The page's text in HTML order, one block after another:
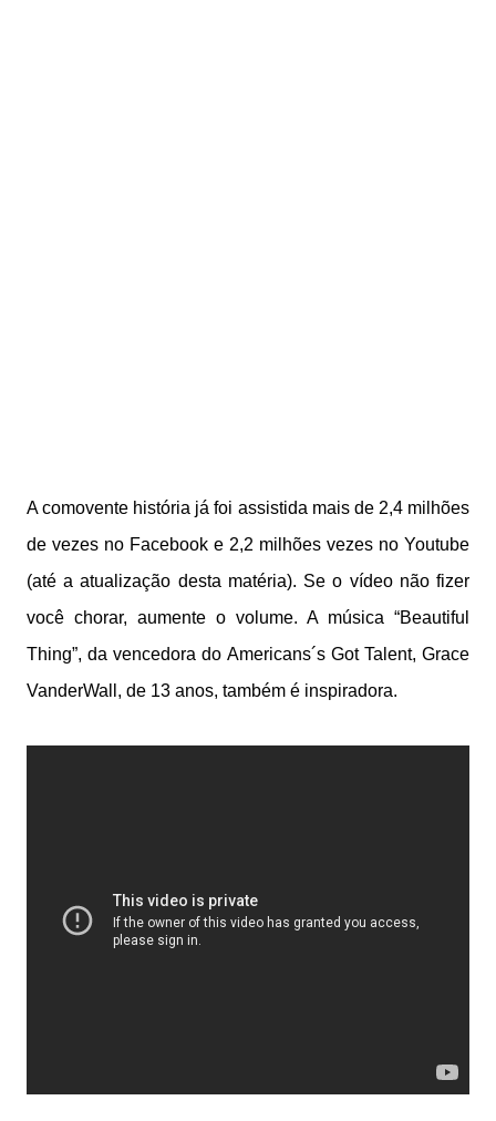
A comovente história já foi assistida mais de 2,4 milhões
de vezes no Facebook e 2,2 milhões vezes no Youtube
(até a atualização desta matéria). Se o vídeo não fizer
você chorar, aumente o volume. A música “Beautiful
Thing”, da vencedora do Americans´s Got Talent, Grace
VanderWall, de 13 anos, também é inspiradora.